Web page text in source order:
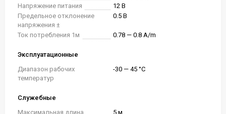
Напряжение питания
12 В
Предельное отклонение
напряжения ±
0.5 В
Ток потребления 1м 0.78 — 0.8 A/m
Эксплуатационные
Диапазон рабочих
температур
-30 — 45 °C
Служебные
Максимальная длина
5 м